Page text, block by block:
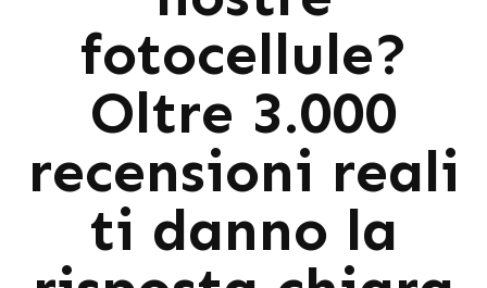
fotocellule?
Oltre 3.000
recensioni reali
ti danno la